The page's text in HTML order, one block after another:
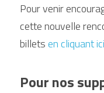
Pour venir
cette nouvelle
billets en cliquant
Pour nos